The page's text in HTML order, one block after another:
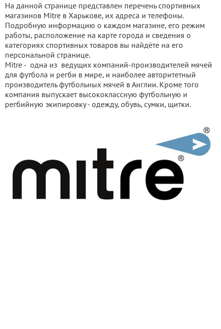
На данной странице представлен перечень спортивных
магазинов Mitre в Харькове, их адреса и телефоны.
Подробную информацию о каждом магазине, его режим
работы, расположение на карте города и сведения о
категориях спортивных товаров вы найдёте на его
персональной странице.
Mitre - одна из ведущих компаний-производителей мячей
для футбола и регби в мире, и наиболее авторитетный
производитель футбольных мячей в Англии. Кроме того
компания выпускает высококлассную футбольную и
регбийную экипировку - одежду, обувь, сумки, щитки.